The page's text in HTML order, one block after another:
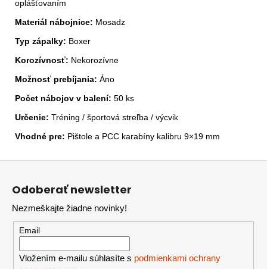
oplášťovaním
Materiál nábojnice: Mosadz
Typ zápalky: Boxer
Korozívnosť: Nekorozívne
Možnosť prebíjania: Áno
Počet nábojov v balení: 50 ks
Určenie: Tréning / športová streľba / výcvik
Vhodné pre: Pištole a PCC karabíny kalibru 9×19 mm
Odoberať newsletter
Nezmeškajte žiadne novinky!
Email
Vložením e-mailu súhlasíte s podmienkami ochrany